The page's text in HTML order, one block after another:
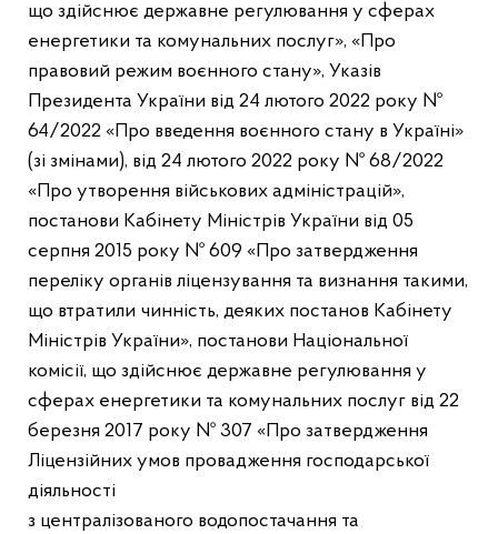
що здійснює державне регулювання у сферах
енергетики та комунальних послуг», «Про
правовий режим воєнного стану», Указів
Президента України від 24 лютого 2022 року №
64/2022 «Про введення воєнного стану в Україні»
(зі змінами), від 24 лютого 2022 року № 68/2022
«Про утворення військових адміністрацій»,
постанови Кабінету Міністрів України від 05
серпня 2015 року № 609 «Про затвердження
переліку органів ліцензування та визнання такими,
що втратили чинність, деяких постанов Кабінету
Міністрів України», постанови Національної
комісії, що здійснює державне регулювання у
сферах енергетики та комунальних послуг від 22
березня 2017 року № 307 «Про затвердження
Ліцензійних умов провадження господарської
діяльності
з централізованого водопостачання та